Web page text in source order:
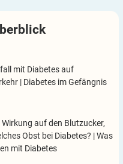
mit Diabetes auf
| Diabetes im Gefängnis
auf den Blutzucker,
Obst bei Diabetes? |Was
mit Diabetes